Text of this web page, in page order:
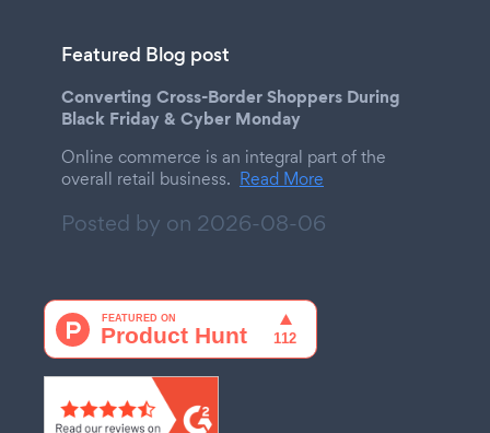
Featured Blog post
Converting Cross-Border Shoppers During
Black Friday & Cyber Monday
Online commerce is an integral part of the
overall retail business. Read More
Posted by on 2026-08-06